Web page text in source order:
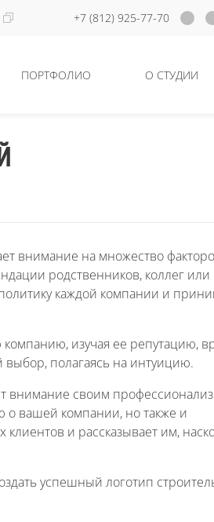
+7 (812) 925-77-70
ПОРТФОЛИО О СТУДИИ
внимание на множество
родственников, коллег или
каждой компании и
изучая ее репутацию,
полагаясь на интуицию.
внимание своим
о вашей компании, но также и
и рассказывает им,
успешный логотип